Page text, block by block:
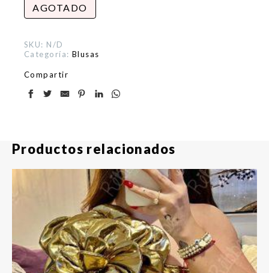
AGOTADO
SKU: N/D
Categoría: Blusas
Compartir
Productos relacionados